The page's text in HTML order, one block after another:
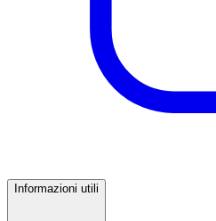
Informazioni utili